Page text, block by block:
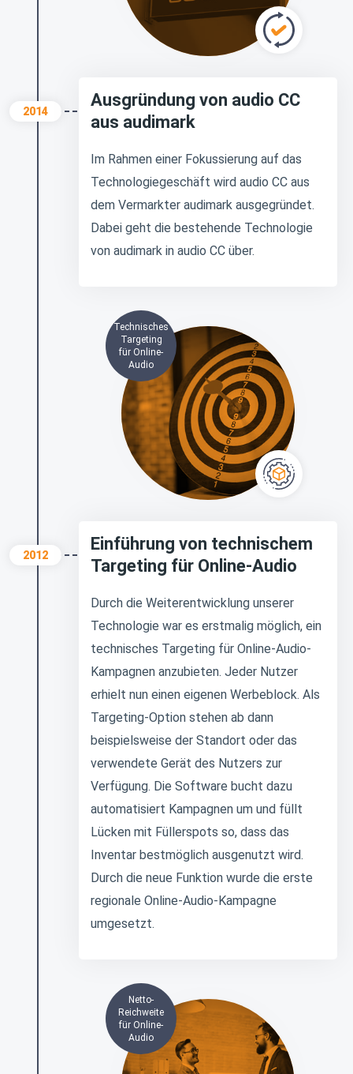
2014
Ausgründung von audio CC
aus audimark
Im Rahmen einer Fokussierung auf das
Technologiegeschäft wird audio CC aus
dem Vermarkter audimark ausgegründet.
Dabei geht die bestehende Technologie
von audimark in audio CC über.
Technisches
Targeting
für Online-
Audio
2012
Einführung von technischem
Targeting für Online-Audio
Durch die Weiterentwicklung unserer
Technologie war es erstmalig möglich, ein
technisches Targeting für Online-Audio-
Kampagnen anzubieten. Jeder Nutzer
erhielt nun einen eigenen Werbeblock. Als
Targeting-Option stehen ab dann
beispielsweise der Standort oder das
verwendete Gerät des Nutzers zur
Verfügung. Die Software bucht dazu
automatisiert Kampagnen um und füllt
Lücken mit Füllerspots so, dass das
Inventar bestmöglich ausgenutzt wird.
Durch die neue Funktion wurde die erste
regionale Online-Audio-Kampagne
umgesetzt.
Netto-
Reichweite
für Online-
Audio